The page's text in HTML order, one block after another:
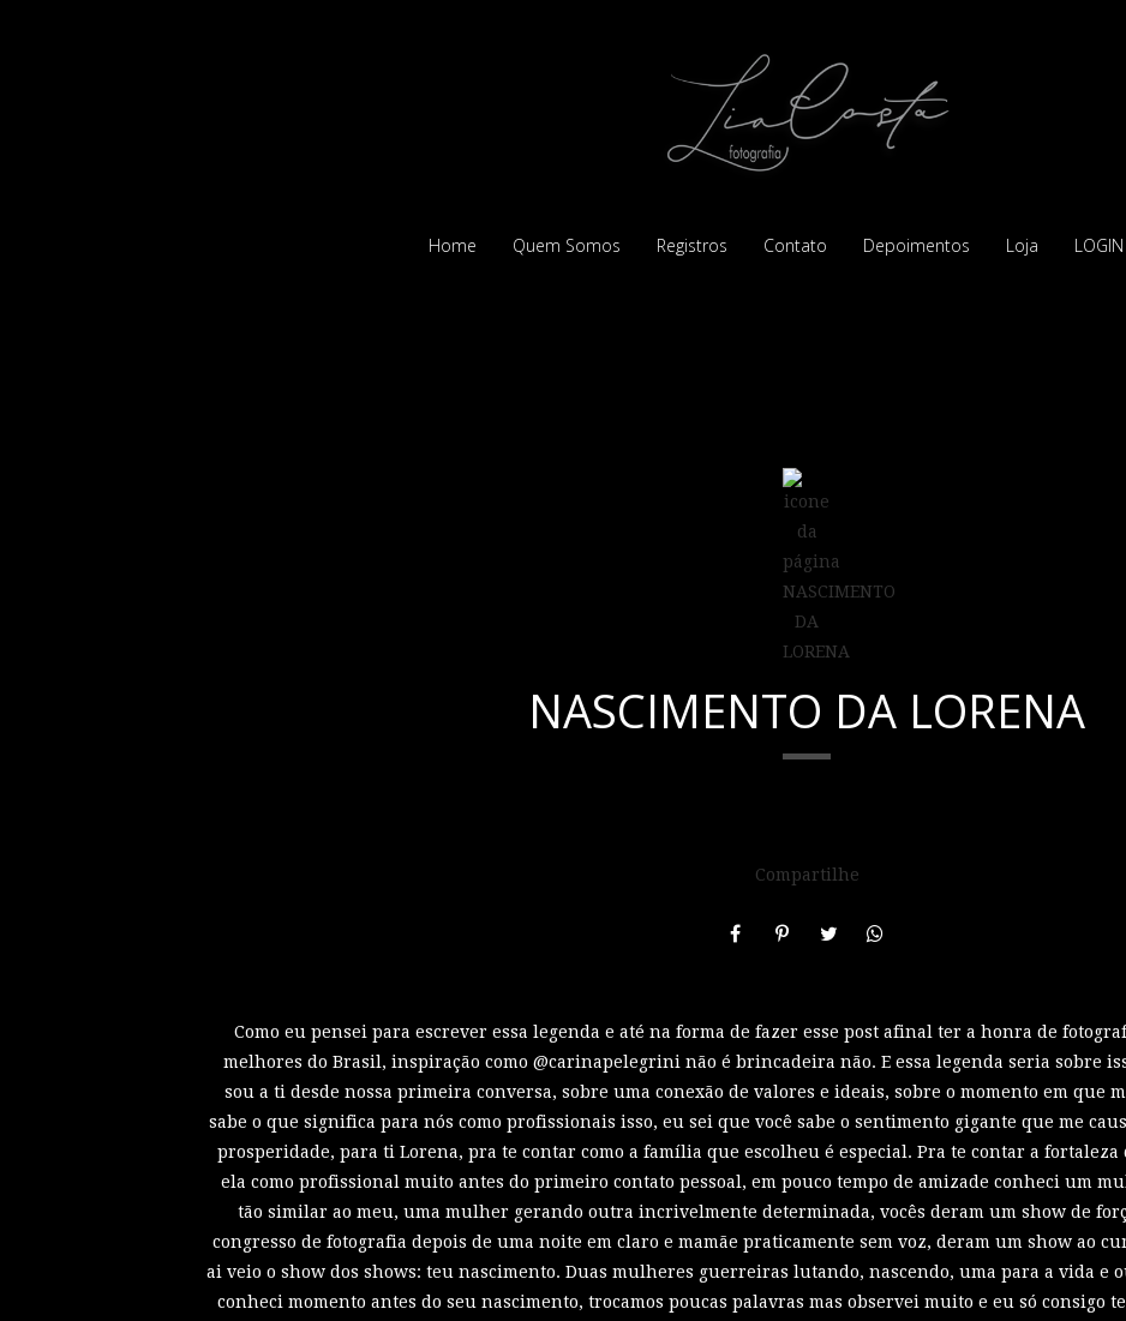
Home Quem Somos Registros Contato Depoimentos Loja LOGIN
NASCIMENTO DA LORENA
Compartilhe
Como eu pensei para escrever essa legenda e até na forma de fazer esse post afinal ter a honra de
melhores do Brasil, inspiração como @carinapelegrini não é brincadeira não. E essa legenda seria sobre
sou a ti desde nossa primeira conversa, sobre uma conexão de valores e ideais, sobre o momento em que
sabe o que significa para nós como profissionais isso, eu sei que você sabe o sentimento gigante que me
prosperidade, para ti Lorena, pra te contar como a família que escolheu é especial. Pra te contar a fortaleza
ela como profissional muito antes do primeiro contato pessoal, em pouco tempo de amizade conheci um
tão similar ao meu, uma mulher gerando outra incrivelmente determinada, vocês deram um show de
congresso de fotografia depois de uma noite em claro e mamãe praticamente sem voz, deram um show ao
ai veio o show dos shows: teu nascimento. Duas mulheres guerreiras lutando, nascendo, uma para a vida e
conheci momento antes do seu nascimento, trocamos poucas palavras mas observei muito e eu só consigo